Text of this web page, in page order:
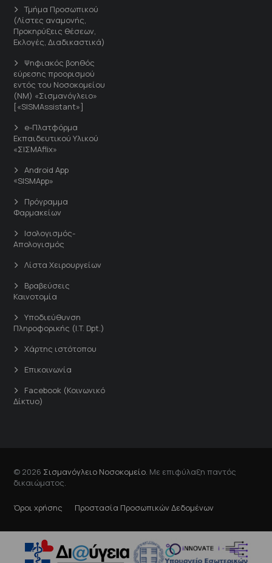
Τμήμα Προσωπικού
(Λίστες αναμονής,
Προκηρύξεις θέσεων,
Εκλογές, Διαδικαστικά)
Ψηφιακός βοηθός
εύρεσης προορισμού
εντός του Νοσοκομείου
(ΝΜ) «Σισμανόγλειο»
[«SISMAssistant»]
e-Πλατφόρμα
Εκπαιδευτικού Υλικού
«ΣΙΣΜΑflix»
Android App
«SISMApp»
Πρόγραμμα
Φαρμακείων
Ισολογισμός-
Απολογισμός
Λίστα Χειρουργείων
Βραβεύσεις
Καινοτομία
Υποδιεύθυνση
Πληροφορικής (I.T. Dpt.)
Χάρτης ιστότοπου
Επικοινωνία
Facebook (Κοινωνικό
Δίκτυο)
© 2026 Σισμανόγλειο Νοσοκομείο . Με επιφύλαξη παντός
δικαιώματος.
Όροι χρήσης Προστασία Προσωπικών Δεδομένων